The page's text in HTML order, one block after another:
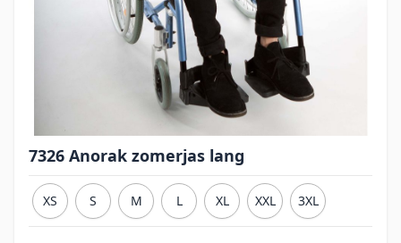
7326 Anorak zomerjas lang
XS S M L XL XXL 3XL